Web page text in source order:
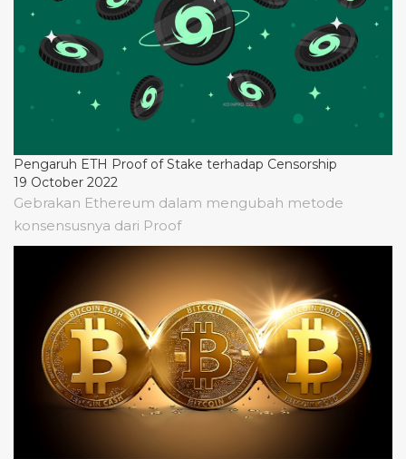
Pengaruh ETH Proof of Stake terhadap Censorship
19 October 2022
Gebrakan Ethereum dalam mengubah metode
konsensusnya dari Proof